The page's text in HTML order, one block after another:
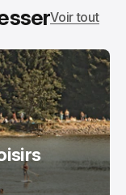
Voir tout